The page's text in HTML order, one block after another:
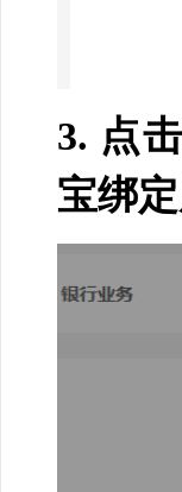
3. 点
宝绑